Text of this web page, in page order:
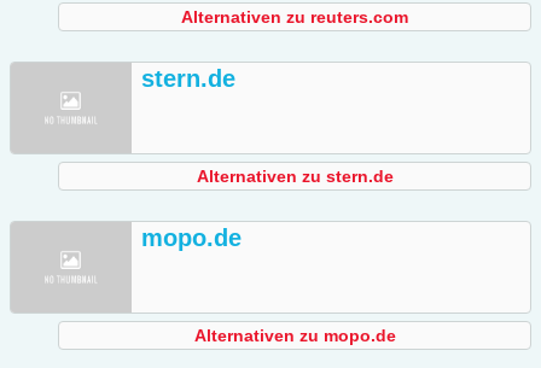
Alternativen zu reuters.com
stern.de
Alternativen zu stern.de
mopo.de
Alternativen zu mopo.de